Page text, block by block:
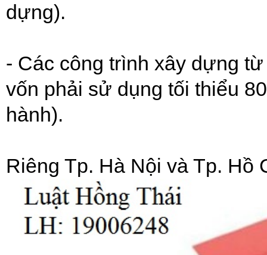
dựng).
- Các công trình xây dựng
vốn phải sử dụng tối thiểu
hành).
Riêng Tp. Hà Nội và Tp. Hồ